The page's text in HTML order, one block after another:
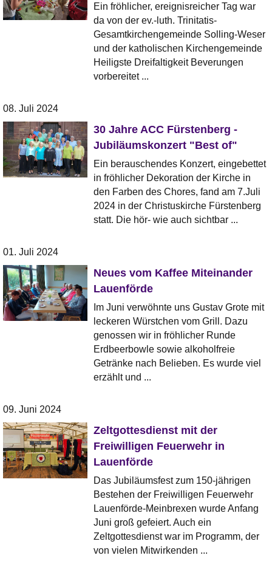
Ein fröhlicher, ereignisreicher Tag war
da von der ev.-luth. Trinitatis-
Gesamtkirchengemeinde Solling-Weser
und der katholischen Kirchengemeinde
Heiligste Dreifaltigkeit Beverungen
vorbereitet ...
08. Juli 2024
30 Jahre ACC Fürstenberg -
Jubiläumskonzert "Best of"
Ein berauschendes Konzert, eingebettet
in fröhlicher Dekoration der Kirche in
den Farben des Chores, fand am 7.Juli
2024 in der Christuskirche Fürstenberg
statt. Die hör- wie auch sichtbar ...
01. Juli 2024
Neues vom Kaffee Miteinander
Lauenförde
Im Juni verwöhnte uns Gustav Grote mit
leckeren Würstchen vom Grill. Dazu
genossen wir in fröhlicher Runde
Erdbeerbowle sowie alkoholfreie
Getränke nach Belieben. Es wurde viel
erzählt und ...
09. Juni 2024
Zeltgottesdienst mit der
Freiwilligen Feuerwehr in
Lauenförde
Das Jubiläumsfest zum 150-jährigen
Bestehen der Freiwilligen Feuerwehr
Lauenförde-Meinbrexen wurde Anfang
Juni groß gefeiert. Auch ein
Zeltgottesdienst war im Programm, der
von vielen Mitwirkenden ...